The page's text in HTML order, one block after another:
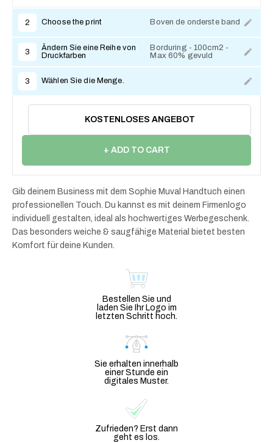
2 Choose the print Boven de onderste band
3
Ändern Sie eine Reihe von
Druckfarben
Borduring - 100cm2 -
Max 60% gevuld
3 Wählen Sie die Menge.
KOSTENLOSES ANGEBOT
+ ADD TO CART
Gib deinem Business mit dem Sophie Muval Handtuch einen
professionellen Touch. Du kannst es mit deinem Firmenlogo
individuell gestalten, ideal als hochwertiges Werbegeschenk.
Das besonders weiche & saugfähige Material bietet besten
Komfort für deine Kunden.
Bestellen Sie und
laden Sie Ihr Logo im
letzten Schritt hoch.
Sie erhalten innerhalb
einer Stunde ein
digitales Muster.
Zufrieden? Erst dann
geht es los.